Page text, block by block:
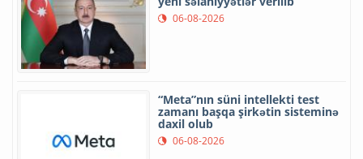
06-08-2026
“Meta”nın süni intellekti test
zamanı başqa şirkətin sisteminə
daxil olub
06-08-2026